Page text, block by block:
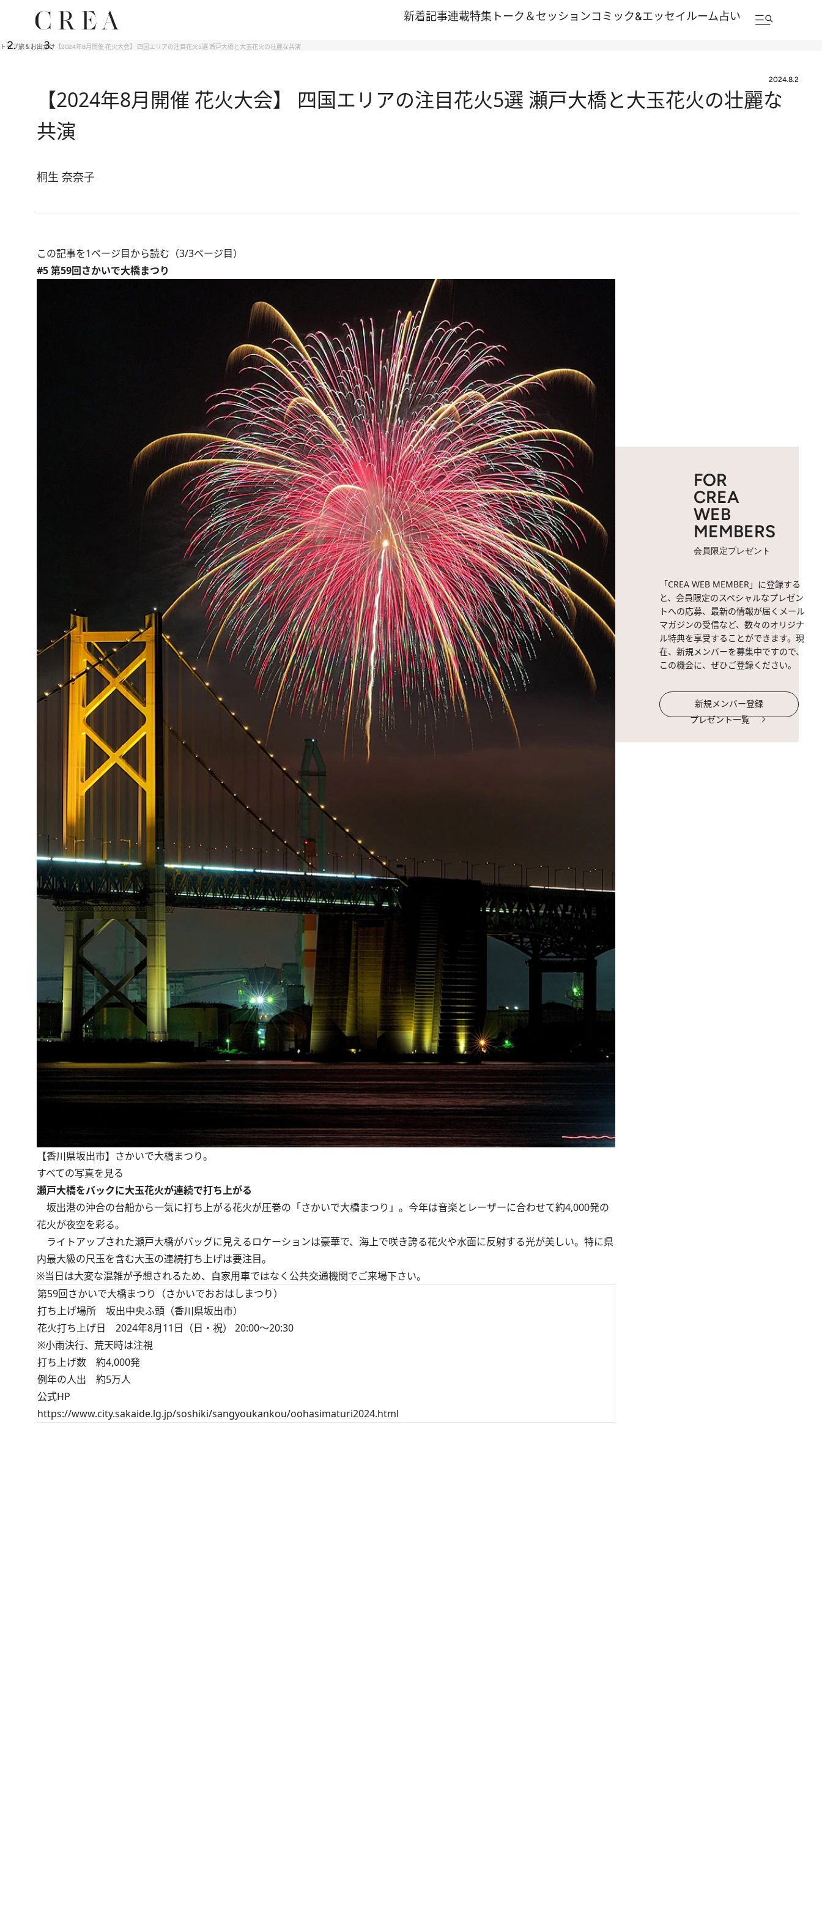
新着記事連載特集 トーク＆セッションコミック&エッセイルーム占い
トップ旅＆お出かけ 【2024年8月開催 花火大会】 四国エリアの注目花火5選 瀬戸大橋と大玉花火の壮麗な共演
2024.8.2
【2024年8月開催 花火大会】 四国エリアの注目花火5選 瀬戸大橋と大玉花火の壮麗な
共演
桐生 奈奈子
この記事を1ページ目から読む（3/3ページ目）
#5 第59回さかいで大橋まつり
【香川県坂出市】さかいで大橋まつり。
すべての写真を見る
瀬戸大橋をバックに大玉花火が連続で打ち上がる
坂出港の沖合の台船から一気に打ち上がる花火が圧巻の「さかいで大橋まつり」。今年は音楽とレーザーに合わせて約4,000発の
花火が夜空を彩る。
ライトアップされた瀬戸大橋がバッグに見えるロケーションは豪華で、海上で咲き誇る花火や水面に反射する光が美しい。特に県
内最大級の尺玉を含む大玉の連続打ち上げは要注目。
※当日は大変な混雑が予想されるため、自家用車ではなく公共交通機関でご来場下さい。
第59回さかいで大橋まつり（さかいでおおはしまつり）
打ち上げ場所 坂出中央ふ頭（香川県坂出市）
花火打ち上げ日 2024年8月11日（日・祝） 20:00～20:30
※小雨決行、荒天時は注視
打ち上げ数 約4,000発
例年の人出 約5万人
公式HP
https://www.city.sakaide.lg.jp/soshiki/sangyoukankou/oohasimaturi2024.html
FOR
CREA
WEB
MEMBERS
会員限定プレゼント
「CREA WEB MEMBER」に登録する
と、会員限定のスペシャルなプレゼン
トへの応募、最新の情報が届くメール
マガジンの受信など、数々のオリジナ
ル特典を享受することができます。現
在、新規メンバーを募集中ですので、
この機会に、ぜひご登録ください。
新規メンバー登録
プレゼント一覧